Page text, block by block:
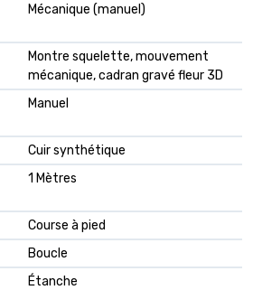
Mécanique (manuel)
Montre squelette, mouvement
mécanique, cadran gravé fleur 3D
Manuel
Cuir synthétique
1 Mètres
Course à pied
Boucle
Étanche